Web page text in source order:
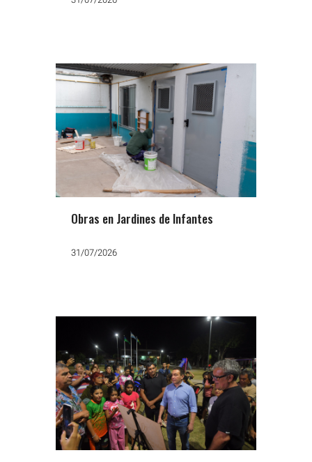
Obras en Jardines de Infantes
31/07/2026